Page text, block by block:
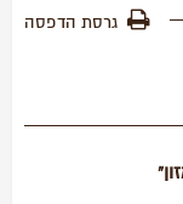
גרסת הדפסה